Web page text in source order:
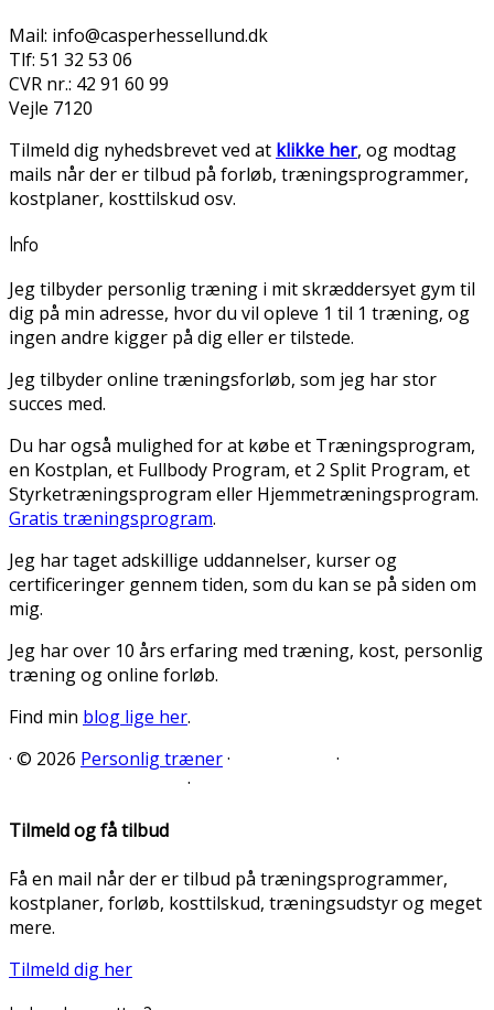
Mail: info@casperhessellund.dk
Tlf: 51 32 53 06
CVR nr.: 42 91 60 99
Vejle 7120
Tilmeld dig nyhedsbrevet ved at klikke her, og modtag
mails når der er tilbud på forløb, træningsprogrammer,
kostplaner, kosttilskud osv.
Info
Jeg tilbyder personlig træning i mit skræddersyet gym til
dig på min adresse, hvor du vil opleve 1 til 1 træning, og
ingen andre kigger på dig eller er tilstede.
Jeg tilbyder online træningsforløb, som jeg har stor
succes med.
Du har også mulighed for at købe et Træningsprogram,
en Kostplan, et Fullbody Program, et 2 Split Program, et
Styrketræningsprogram eller Hjemmetræningsprogram.
Gratis træningsprogram.
Jeg har taget adskillige uddannelser, kurser og
certificeringer gennem tiden, som du kan se på siden om
mig.
Jeg har over 10 års erfaring med træning, kost, personlig
træning og online forløb.
Find min blog lige her.
· © 2026 Personlig træner·
·
·
Tilmeld og få tilbud
Få en mail når der er tilbud på træningsprogrammer,
kostplaner, forløb, kosttilskud, træningsudstyr og meget
mere.
Tilmeld dig her